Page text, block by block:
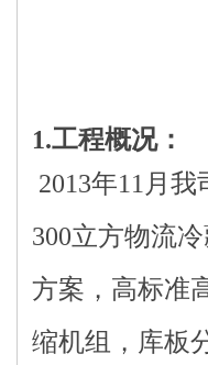
1.工程概况：
2013年11月
300立方物流
方案，高标准
缩机组，库板